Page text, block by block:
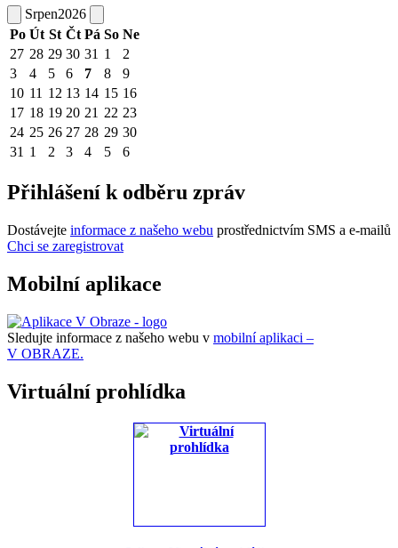
Srpen2026
Po Út St Čt Pá So Ne
27 28 29 30 31 1
2
3
4 5 6 7 8
9
10 11 12 13 14 15 16
17 18 19 20 21 22 23
24 25 26 27 28 29 30
31 1 2 3 4 5 6
Přihlášení k odběru zpráv
Dostávejte informace z našeho webu prostřednictvím SMS a e-mailů
Chci se zaregistrovat
Mobilní aplikace
Sledujte informace z našeho webu v mobilní aplikaci –
V OBRAZE.
Virtuální prohlídka